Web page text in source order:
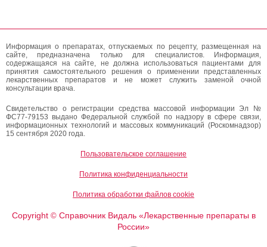
Информация о препаратах, отпускаемых по рецепту, размещенная на
сайте, предназначена только для специалистов. Информация,
содержащаяся на сайте, не должна использоваться пациентами для
принятия самостоятельного решения о применении представленных
лекарственных препаратов и не может служить заменой очной
консультации врача.
Свидетельство о регистрации средства массовой информации Эл №
ФС77-79153 выдано Федеральной службой по надзору в сфере связи,
информационных технологий и массовых коммуникаций (Роскомнадзор)
15 сентября 2020 года.
Пользовательское соглашение
Политика конфиденциальности
Политика обработки файлов cookie
Copyright ©Справочник Видаль «Лекарственные препараты в
России»